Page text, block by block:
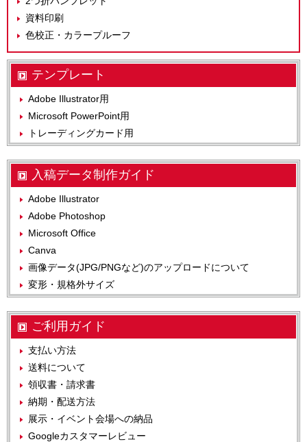
資料印刷
色校正・カラープルーフ
テンプレート
Adobe Illustrator用
Microsoft PowerPoint用
トレーディングカード用
入稿データ制作ガイド
Adobe Illustrator
Adobe Photoshop
Microsoft Office
Canva
画像データ(JPG/PNGなど)のアップロードについて
変形・規格外サイズ
ご利用ガイド
支払い方法
送料について
領収書・請求書
納期・配送方法
展示・イベント会場への納品
Googleカスタマーレビュー